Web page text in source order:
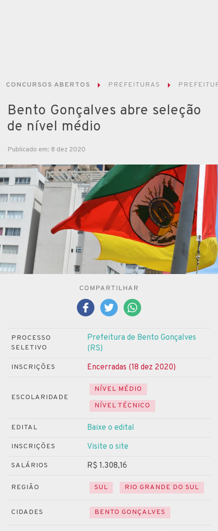
CONCURSOS ABERTOS PREFEITURAS
Bento Gonçalves abre seleção
de nível médio
Publicado em: 8 dez 2020
COMPARTILHAR
PROCESSO
SELETIVO
Prefeitura de Bento Gonçalves
(RS)
INSCRIÇÕES Encerradas (18 dez 2020)
ESCOLARIDADE
NÍVEL MÉDIO
NÍVEL TÉCNICO
EDITAL Baixe o edital
INSCRIÇÕES Visite o site
SALÁRIOS R$ 1.308,16
REGIÃO SUL RIO GRANDE DO SUL
CIDADES BENTO GONÇALVES